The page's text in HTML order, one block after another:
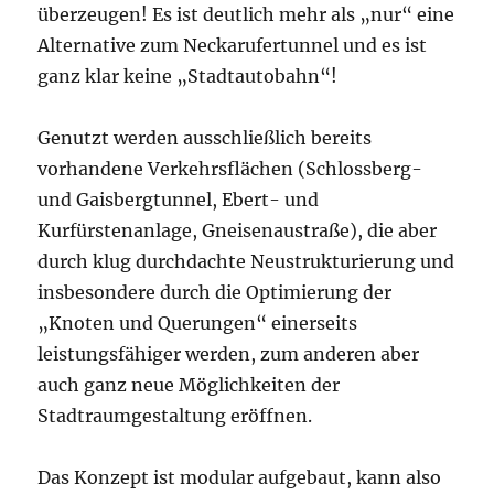
überzeugen! Es ist deutlich mehr als „nur“ eine
Alternative zum Neckarufertunnel und es ist
ganz klar keine „Stadtautobahn“!
Genutzt werden ausschließlich bereits
vorhandene Verkehrsflächen (Schlossberg-
und Gaisbergtunnel, Ebert- und
Kurfürstenanlage, Gneisenaustraße), die aber
durch klug durchdachte Neustrukturierung und
insbesondere durch die Optimierung der
„Knoten und Querungen“ einerseits
leistungsfähiger werden, zum anderen aber
auch ganz neue Möglichkeiten der
Stadtraumgestaltung eröffnen.
Das Konzept ist modular aufgebaut, kann also